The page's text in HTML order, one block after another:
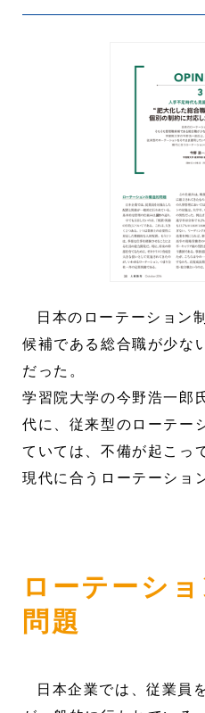
日本のローテーション
候補である総合職が少な
だった。
学習院大学の今野浩一郎
代に、従来型のローテー
ていては、不備が起こっ
現代に合うローテーショ
ローテーシ
問題
日本企業では、従業員